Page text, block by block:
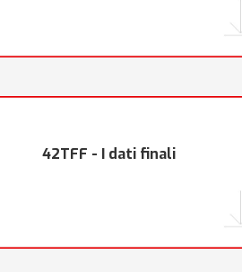
42TFF - I dati finali